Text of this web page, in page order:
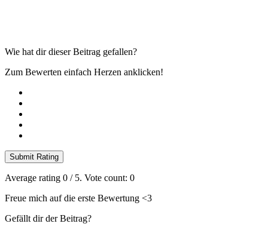
Wie hat dir dieser Beitrag gefallen?
Zum Bewerten einfach Herzen anklicken!
Submit Rating
Average rating 0 / 5. Vote count: 0
Freue mich auf die erste Bewertung <3
Gefällt dir der Beitrag?